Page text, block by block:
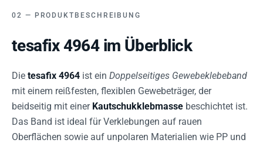
PRODUKTBESCHREIBUNG
tesafix 4964 im Überblick
Die tesafix 4964 ist ein Doppelseitiges Gewebeklebeband
mit einem reißfesten, flexiblen Gewebeträger, der
beidseitig mit einer Kautschukklebmasse beschichtet ist.
Das Band ist ideal für Verklebungen auf rauen
Oberflächen sowie auf unpolaren Materialien wie PP und